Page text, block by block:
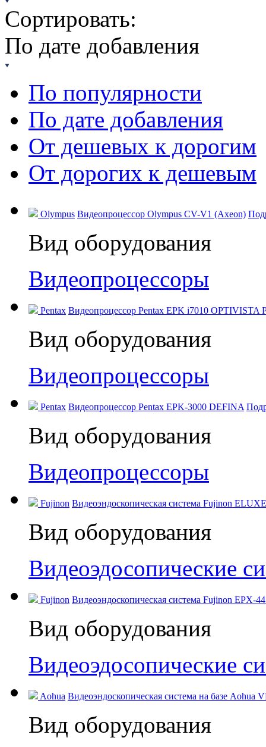
Сортировать:
По дате добавления
По популярности
По дате добавления
От дешевых к дорогим
От дорогих к дешевым
Olympus Видеопроцессор Olympus CV-V1 (Axeon)
Вид оборудования
Видеопроцессоры
Pentax Видеопроцессор Pentax EPK i7010 OPTIVISTA
Вид оборудования
Видеопроцессоры
Pentax Видеопроцессор Pentax EPK‑3000 DEFINA
Вид оборудования
Видеопроцессоры
Fujinon Видеоэндоскопическая система Fujinon
Вид оборудования
Видеоэдосопические
Fujinon Видеоэндоскопическая система Fujinon EPX-
Вид оборудования
Видеоэдосопические
Aohua Видеоэндоскопическая система на базе Aohua
Вид оборудования